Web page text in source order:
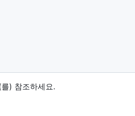
) 참조하세요.